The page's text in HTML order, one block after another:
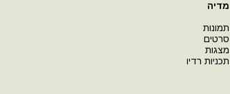
מדיה
תמונות
סרטים
מצגות
תכניות רדיו